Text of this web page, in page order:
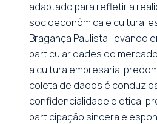
adaptado para refletir a
socioeconômica e cultural
Bragança Paulista, levando
particularidades do
a cultura empresarial
coleta de dados é
confidencialidade e ética,
participação sincera e